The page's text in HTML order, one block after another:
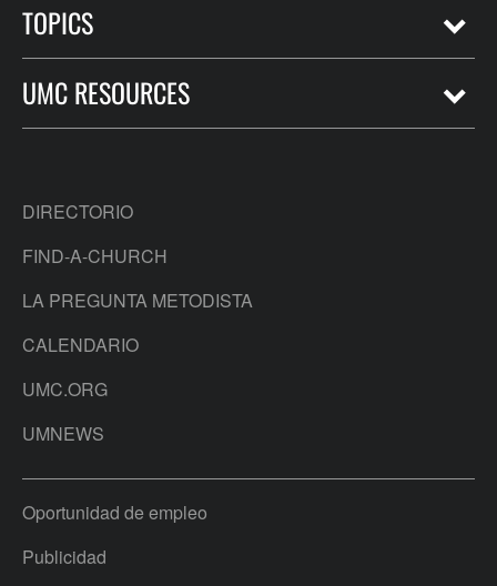
TOPICS
UMC RESOURCES
DIRECTORIO
FIND-A-CHURCH
LA PREGUNTA METODISTA
CALENDARIO
UMC.ORG
UMNEWS
Oportunidad de empleo
Publicidad